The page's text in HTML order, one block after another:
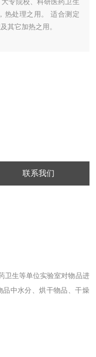
热处理之用。 适合测定
其它加热之用。
联系我们
卫生等单位实验室对物品进
中水分、烘干物品、干燥